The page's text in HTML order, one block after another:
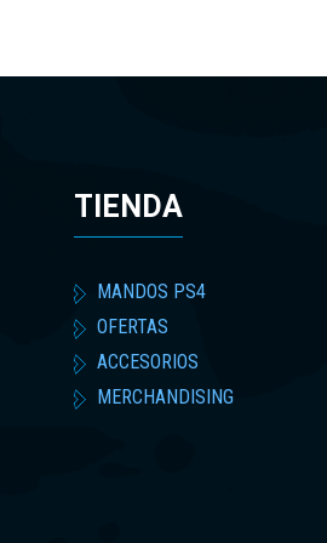
TIENDA
MANDOS PS4
OFERTAS
ACCESORIOS
MERCHANDISING